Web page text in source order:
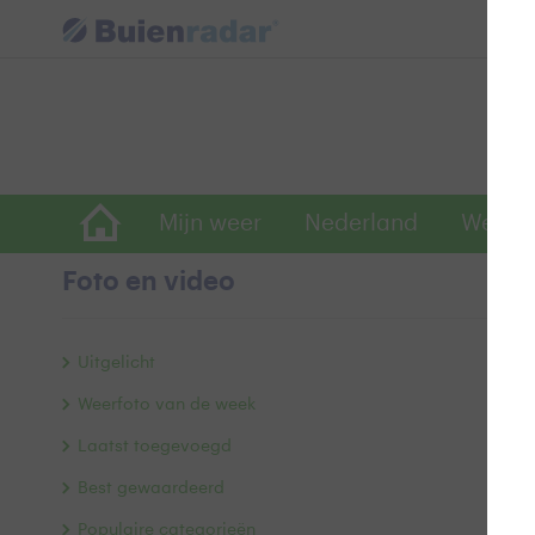
Mijn weer Nederland
Foto en video
Uitgelicht
Weerfoto van de week
Laatst toegevoegd
Best gewaardeerd
Populaire categorieën